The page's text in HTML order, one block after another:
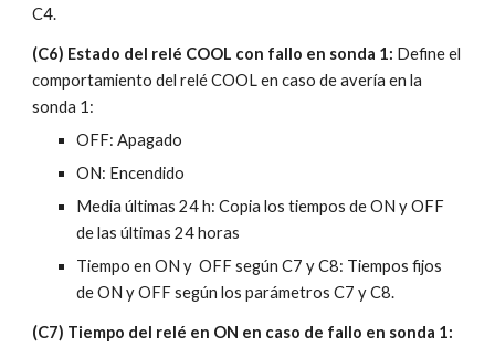
C4.
(C6) Estado del relé COOL con fallo en sonda 1: Define el
comportamiento del relé COOL en caso de avería en la
sonda 1:
OFF: Apagado
ON: Encendido
Media últimas 24 h: Copia los tiempos de ON y OFF
de las últimas 24 horas
Tiempo en ON y  OFF según C7 y C8: Tiempos fijos
de ON y OFF según los parámetros C7 y C8.
(C7) Tiempo del relé en ON en caso de fallo en sonda 1: